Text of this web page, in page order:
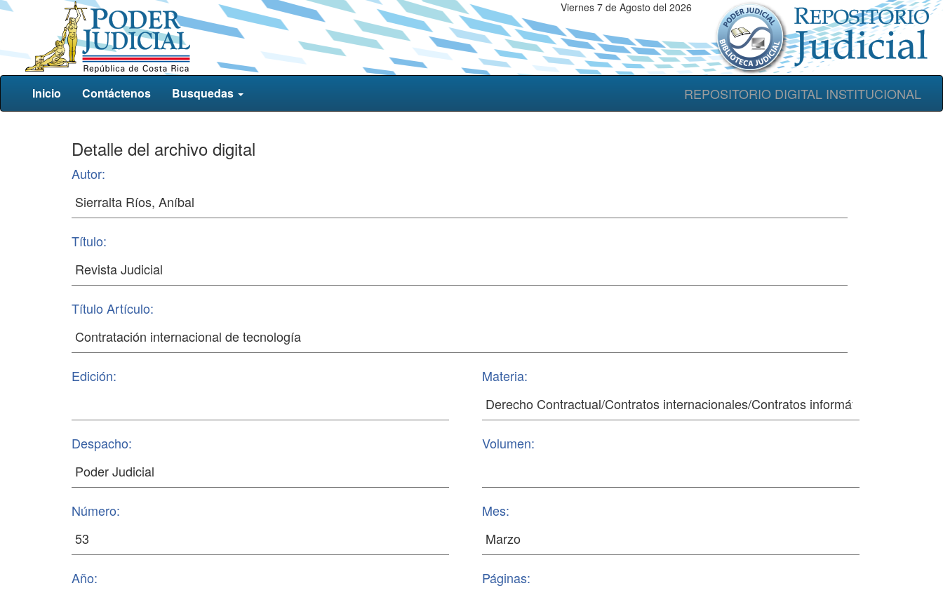
Viernes 7 de Agosto del 2026
REPOSITORIO DIGITAL INSTITUCIONAL
Inicio Contáctenos Busquedas
Detalle del archivo digital
Autor:
Título:
Título Artículo:
Edición: Materia:
Despacho: Volumen:
Número: Mes:
Año: Páginas: